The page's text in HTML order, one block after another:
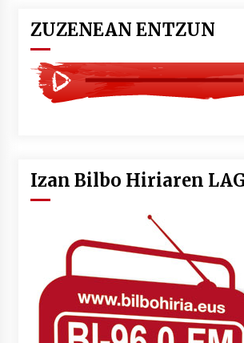
ZUZENEAN ENTZUN
Izan Bilbo Hiriaren